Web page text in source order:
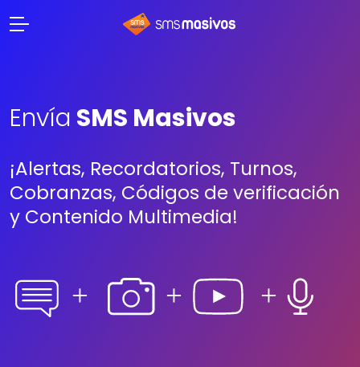
Envía SMS Masivos
¡Alertas, Recordatorios, Turnos,
Cobranzas, Códigos de verificación
y Contenido Multimedia!